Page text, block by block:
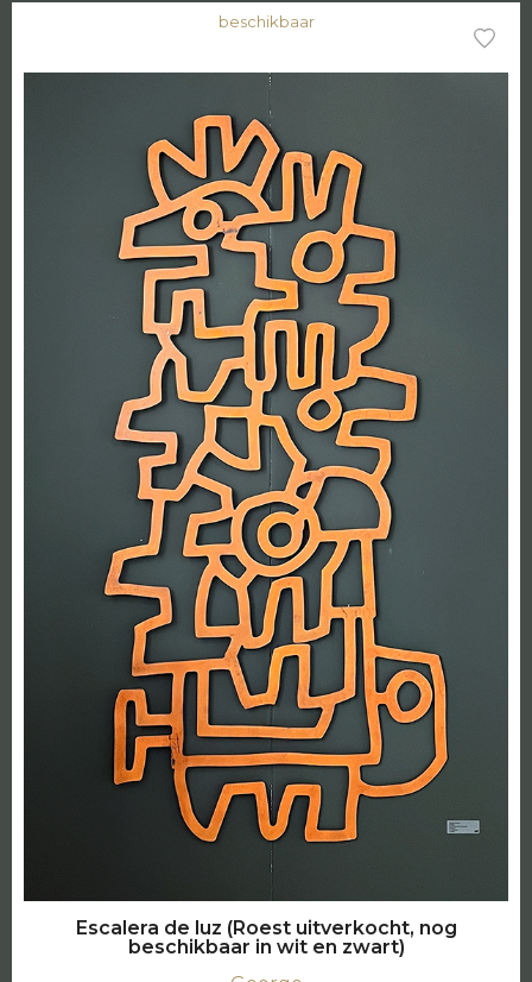
beschikbaar
Escalera de luz (Roest uitverkocht, nog
beschikbaar in wit en zwart)